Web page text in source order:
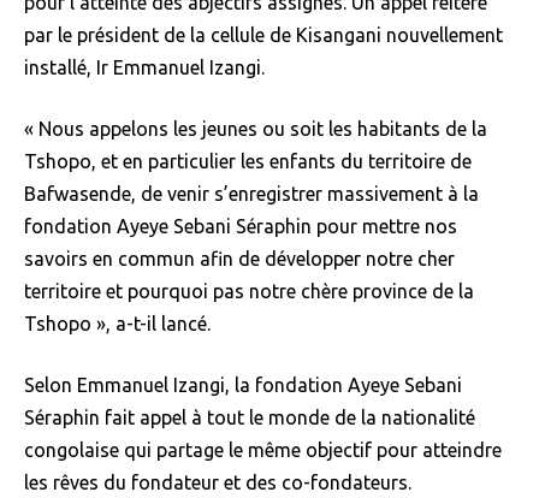
par le président de la cellule de Kisangani nouvellement
installé, Ir Emmanuel Izangi.
« Nous appelons les jeunes ou soit les habitants de la
Tshopo, et en particulier les enfants du territoire de
Bafwasende, de venir s’enregistrer massivement à la
fondation Ayeye Sebani Séraphin pour mettre nos
savoirs en commun afin de développer notre cher
territoire et pourquoi pas notre chère province de la
Tshopo », a-t-il lancé.
Selon Emmanuel Izangi, la fondation Ayeye Sebani
Séraphin fait appel à tout le monde de la nationalité
congolaise qui partage le même objectif pour atteindre
les rêves du fondateur et des co-fondateurs.